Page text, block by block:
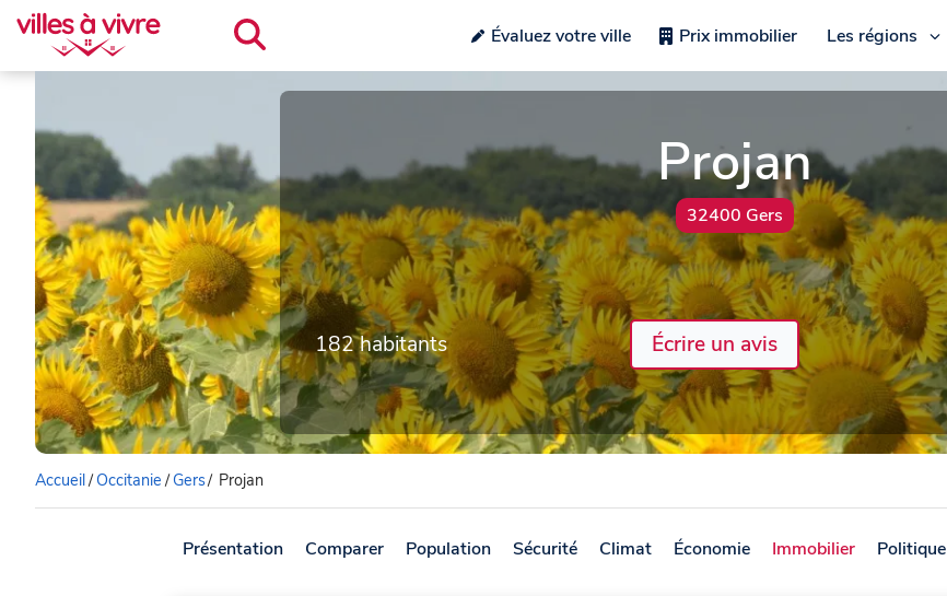
Évaluez votre ville Prix immobilier Les régions
Projan
32400 Gers
182 habitants Écrire un avis
Accueil/Occitanie/Gers/ Projan
Présentation Comparer Population Sécurité Climat Économie Immobilier Politique